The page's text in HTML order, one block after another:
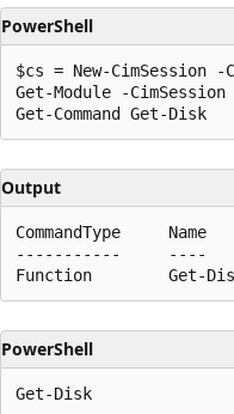
PowerShell
$cs = New-CimSession -
Get-Module -
Output
CommandType
-----------     ----
PowerShell